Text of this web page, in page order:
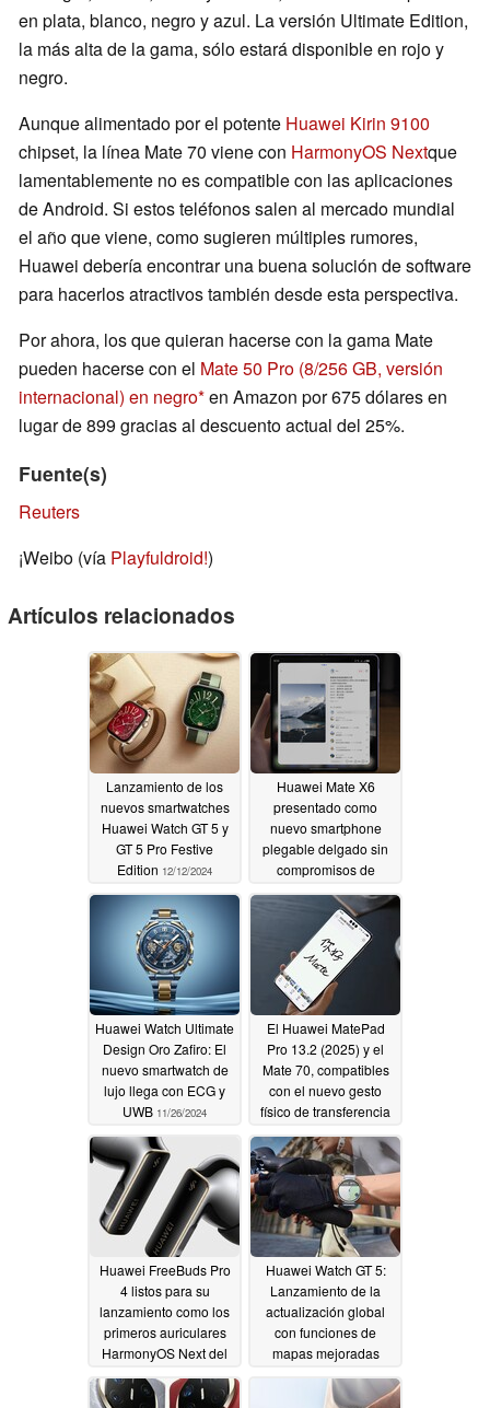
en plata, blanco, negro y azul. La versión Ultimate Edition,
la más alta de la gama, sólo estará disponible en rojo y
negro.
Aunque alimentado por el potente Huawei Kirin 9100
chipset, la línea Mate 70 viene con HarmonyOS Nextque
lamentablemente no es compatible con las aplicaciones
de Android. Si estos teléfonos salen al mercado mundial
el año que viene, como sugieren múltiples rumores,
Huawei debería encontrar una buena solución de software
para hacerlos atractivos también desde esta perspectiva.
Por ahora, los que quieran hacerse con la gama Mate
pueden hacerse con el Mate 50 Pro (8/256 GB, versión
internacional) en negro en Amazon por 675 dólares en
lugar de 899 gracias al descuento actual del 25%.
Fuente(s)
Reuters
¡Weibo (vía Playfuldroid!)
Artículos relacionados
Lanzamiento de los
nuevos smartwatches
Huawei Watch GT 5 y
GT 5 Pro Festive
Edition 12/12/2024
Huawei Mate X6
presentado como
nuevo smartphone
plegable delgado sin
compromisos de
hardware de cámara
11/26/2024
Huawei Watch Ultimate
Design Oro Zafiro: El
nuevo smartwatch de
lujo llega con ECG y
UWB 11/26/2024
El Huawei MatePad
Pro 13.2 (2025) y el
Mate 70, compatibles
con el nuevo gesto
físico de transferencia
de archivos basado en
IA11/26/2024
Huawei FreeBuds Pro
4 listos para su
lanzamiento como los
primeros auriculares
HarmonyOS Next del
mundo
11/25/2024
Huawei Watch GT 5:
Lanzamiento de la
actualización global
con funciones de
mapas mejoradas
11/23/2024